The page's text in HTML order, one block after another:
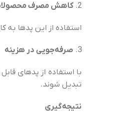
کاهش مصرف
استفاده از این پدها
صرفه‌جویی در هزینه
با استفاده از پدهای
تبدیل شوند.
نتیجه‌گیری